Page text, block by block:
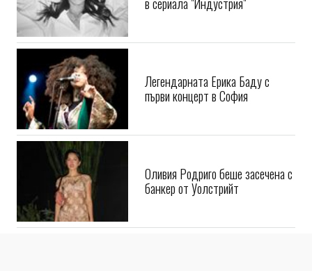
Зося Мамет е новото попълнение
Легендарната Ерика Баду с
Оливия Родриго беше засечена с